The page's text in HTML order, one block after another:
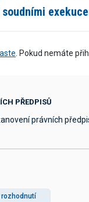
. Pokud nemáte
PŘEDPISŮ
právních
rozhodnutí